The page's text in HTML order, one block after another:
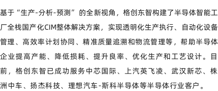
基于 “生产-分析-预测” 的全新视角，格创东智构建了半导体智能工
厂全栈国产化CIM整体解决方案，实现透明化生产执行、自动化设备
管理、高效率计划协同、精准质量追溯和物流管理等，帮助半导体
企业提高产能、降低损耗、提升良率、优化生产和工艺设计。 目
前，格创东智已成功服务中芯国际、上汽英飞凌、武汉新芯、株
洲中车、扬杰科技、理想汽车-斯科半导体等半导体行业客户。